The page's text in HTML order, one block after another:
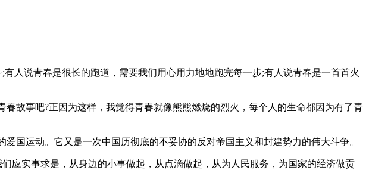
人说青春是很长的跑道，需要我们用心用力地地跑完每一步;有人说青春是一首首火
故事吧?正因为这样，我觉得青春就像熊熊燃烧的烈火，每个人的生命都因为有了青
国运动。它又是一次中国历彻底的不妥协的反对帝国主义和封建势力的伟大斗争。
应实事求是，从身边的小事做起，从点滴做起，从为人民服务，为国家的经济做贡